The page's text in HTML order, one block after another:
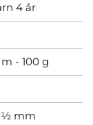
4 år
- 100 g
mm